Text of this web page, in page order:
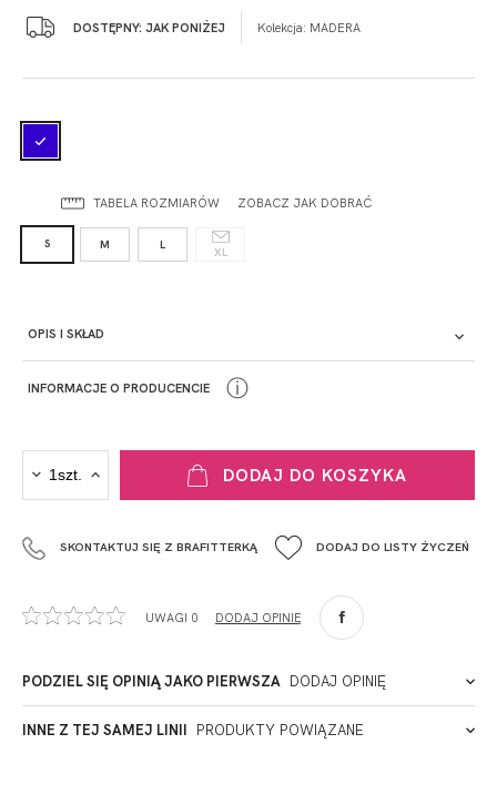
DOSTĘPNY: JAK PONIŻEJ Kolekcja: MADERA
TABELA ROZMIARÓW ZOBACZ JAK DOBRAĆ
S M L
XL
OPIS I SKŁAD
INFORMACJE O PRODUCENCIE
Fashiontex Group Sp.z o.o. Spółka komandytowa
+48 42 719 43 15
90-057
Polska
ADRES PUNKTU KONTAKTOWEGO
ⓘ
DODAJ DO KOSZYKA
SKONTAKTUJ SIĘ Z BRAFITTERKĄ DODAJ DO LISTY ŻYCZEŃ
UWAGI 0 DODAJ OPINIĘ
PODZIEL SIĘ OPINIĄ JAKO PIERWSZA DODAJ OPINIĘ
Miałeś już kontakt z naszym produktem? Zostaw opinię
INNE Z TEJ SAMEJ LINII PRODUKTY POWIĄZANE